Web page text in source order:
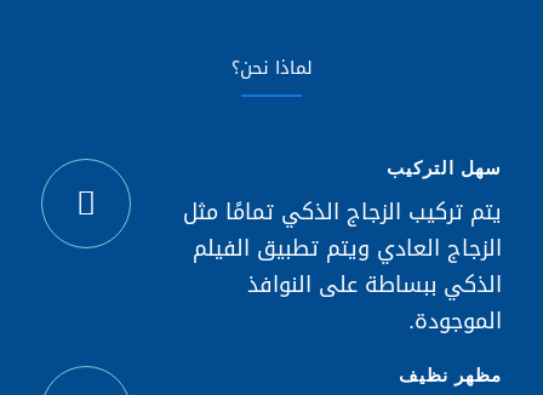
لماذا نحن؟
سهل التركيب
يتم تركيب الزجاج الذكي تمامًا مثل
الزجاج العادي ويتم تطبيق الفيلم
الذكي ببساطة على النوافذ
الموجودة.
مظهر نظيف